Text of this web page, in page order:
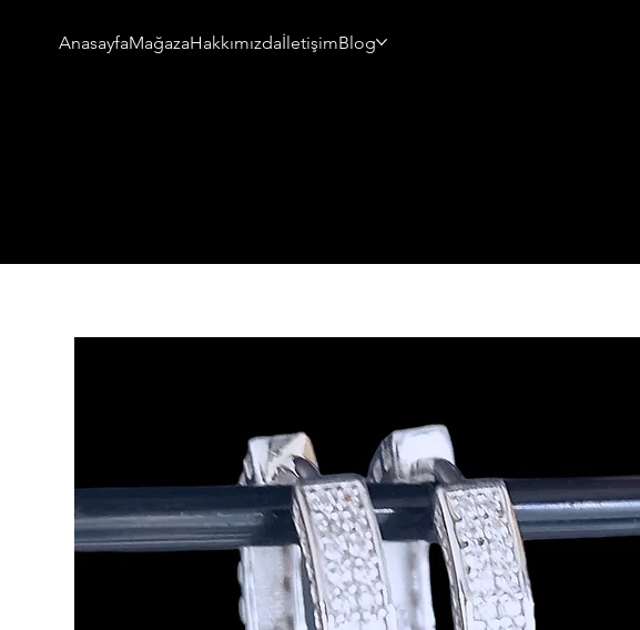
AnasayfaMağazaHakkımızdaİletişimBlog